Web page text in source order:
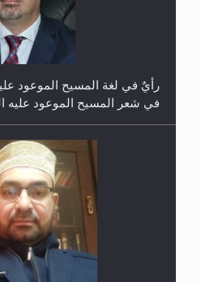
حفل توزيع الشهادات في الجامعة
في شعر المسيح الموعود عليه